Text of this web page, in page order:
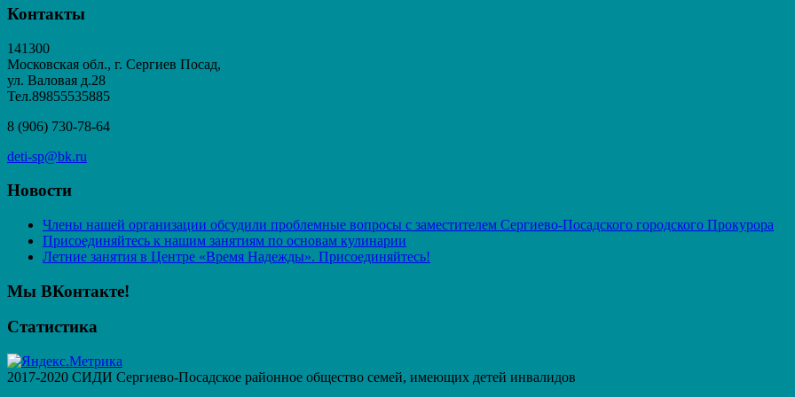
Контакты
141300
Московская обл., г. Сергиев Посад,
ул. Валовая д.28
Тел.89855535885
8 (906) 730-78-64
deti-sp@bk.ru
Новости
Члены нашей организации обсудили проблемные вопросы с заместителем Сергиево-Посадского городского Прокурора
Присоединяйтесь к нашим занятиям по основам кулинарии
Летние занятия в Центре «Время Надежды». Присоединяйтесь!
Мы ВКонтакте!
Статистика
2017-2020 СИДИ Сергиево-Посадское районное общество семей, имеющих детей инвалидов